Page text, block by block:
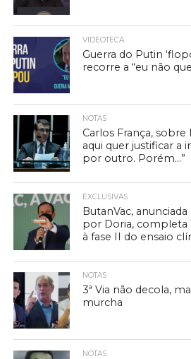
VIDEOTECA
Guerra do Putin
recorre a “eu não
NOTAS
Carlos França, sobre
aqui quer justificar a
por outro. Porém…”
EXCLUSIVAS
ButanVac,
por Doria, completa
à fase II do ensaio
NOTAS
3ª Via não decola,
murcha
NOTAS